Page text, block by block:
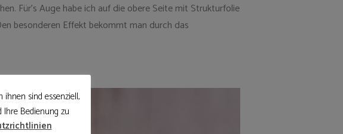
Für’s Auge habe ich auf die obere Seite mit Strukturfolie
besonderen Effekt bekommt man durch das
sind essenziell,
Ihre Bedienung zu